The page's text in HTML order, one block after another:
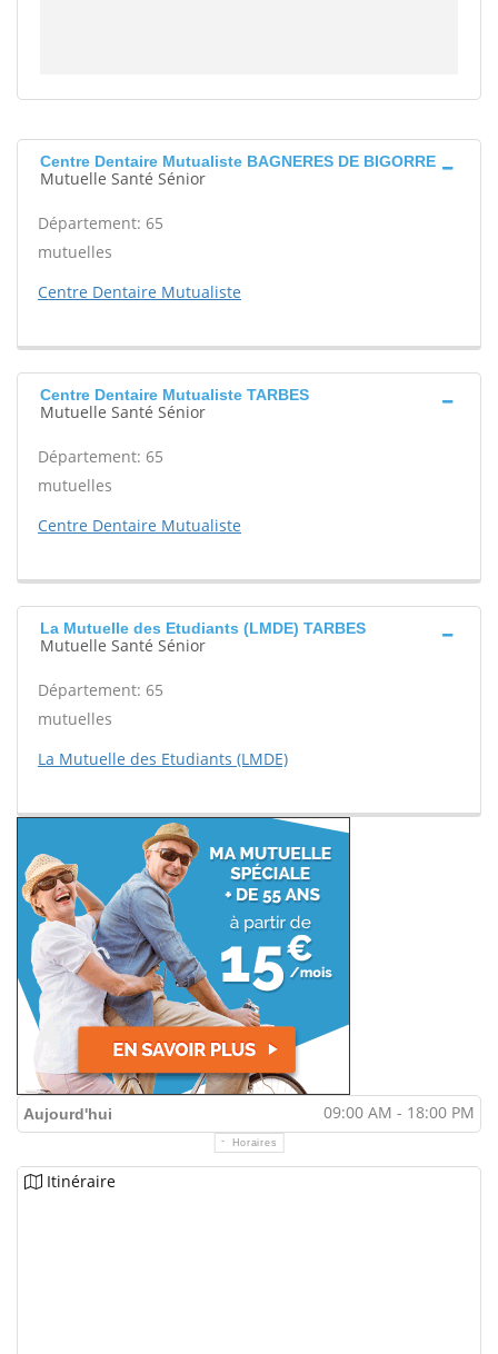
Centre Dentaire Mutualiste BAGNERES DE BIGORRE
Mutuelle Santé Sénior
Département: 65
mutuelles
Centre Dentaire Mutualiste
Centre Dentaire Mutualiste TARBES
Mutuelle Santé Sénior
Département: 65
mutuelles
Centre Dentaire Mutualiste
La Mutuelle des Etudiants (LMDE) TARBES
Mutuelle Santé Sénior
Département: 65
mutuelles
La Mutuelle des Etudiants (LMDE)
Aujourd'hui 09:00 AM - 18:00 PM
Horaires
Itinéraire